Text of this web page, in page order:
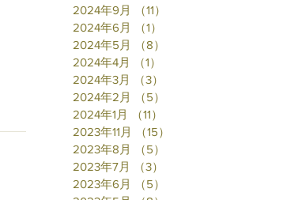
2024年9月
（11）
2024年6月
（1）
2024年5月
（8）
2024年4月
（1）
2024年3月
（3）
2024年2月
（5）
2024年1月
（11）
2023年11月
（15）
2023年8月
（5）
2023年7月
（3）
2023年6月
（5）